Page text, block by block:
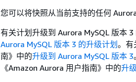
您可以将快照从当前支持的任何
有关计划升级到 Aurora MySQL 版本
Aurora MySQL 版本 3 的升级计划 。有
南》 中的升级到 Aurora MySQL 版本 3
《Amazon Aurora 用户指南》 中的升